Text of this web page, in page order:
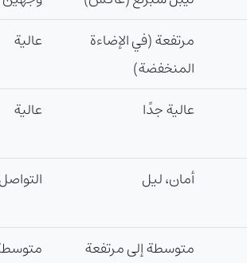
مرتفعة (في الإضاءة
المنخفضة)
عالية
عالية جدًا عالية
أمان، ليل
متوسطة إلى مرتفعة